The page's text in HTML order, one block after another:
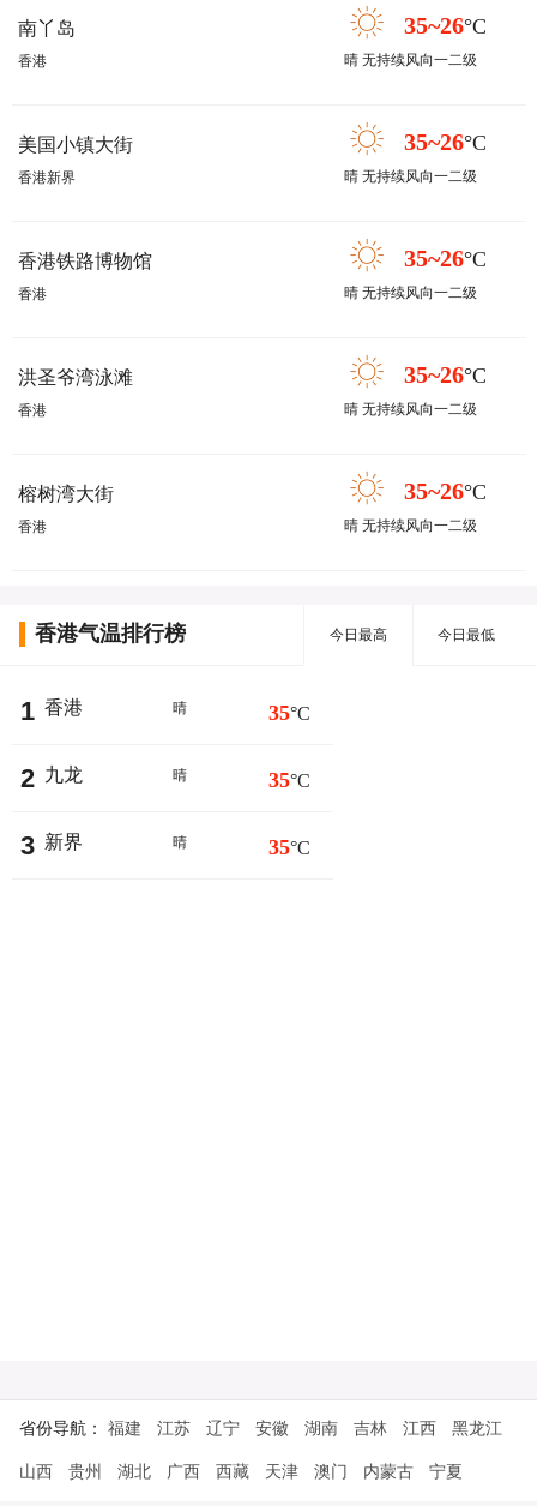
南丫岛
香港
35~26°C
晴 无持续风向一二级
美国小镇大街
香港新界
35~26°C
晴 无持续风向一二级
香港铁路博物馆
香港
35~26°C
晴 无持续风向一二级
洪圣爷湾泳滩
香港
35~26°C
晴 无持续风向一二级
榕树湾大街
香港
35~26°C
晴 无持续风向一二级
香港气温排行榜 今日最高 今日最低
1 香港 晴 35°C
2 九龙 晴 35°C
3 新界 晴 35°C
省份导航： 福建 江苏 辽宁 安徽 湖南 吉林 江西 黑龙江
山西 贵州 湖北 广西 西藏 天津 澳门 内蒙古 宁夏